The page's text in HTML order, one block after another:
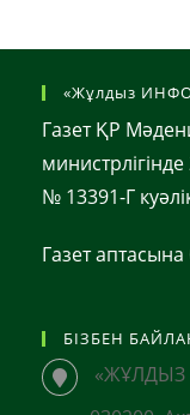
«Жұлдыз
Газет ҚР
№ 13391-Г
Газет
БІЗБЕН
«ЖҰЛДЫЗ